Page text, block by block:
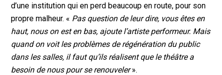
d’une institution qui en perd beaucoup en route, pour son
propre malheur. « Pas question de leur dire, vous êtes en
haut, nous on est en bas, ajoute l’artiste performeur. Mais
quand on voit les problèmes de régénération du public
dans les salles, il faut qu’ils réalisent que le théâtre a
besoin de nous pour se renouveler».